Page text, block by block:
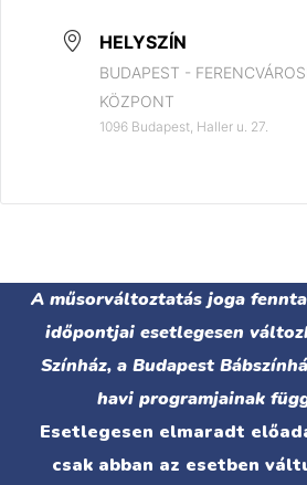
HELYSZÍN
BUDAPEST -
KÖZPONT
1096 Budapest, Haller u. 27.
A műsorváltoztatás joga
időpontjai esetlegesen
Színház, a Budapest
havi programjainak
Esetlegesen elmaradt
csak abban az esetben